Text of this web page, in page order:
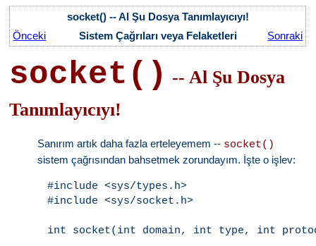
socket() -- Al Şu Dosya Tanımlayıcıyı!
Önceki
Sistem Çağrıları veya Felaketleri Sonraki
socket() -- Al Şu Dosya
Tanımlayıcıyı!
Sanırım artık daha fazla erteleyemem -- socket()
sistem çağrısından bahsetmek zorundayım. İşte o işlev:
#include <sys/types.h>
#include <sys/socket.h>